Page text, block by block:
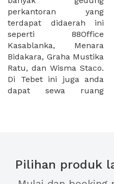
perkantoran yang
terdapat didaerah ini
seperti 88Office
Kasablanka, Menara
Bidakara, Graha Mustika
Ratu, dan Wisma Staco.
Di Tebet ini juga anda
dapat sewa ruang
Kantor Zalora Indonesia
pun terletak di daerah
Tebet, menunjukkan
Tebet merupakan
daerah kantor yang
nyaman, khususnya
Pilihan produk